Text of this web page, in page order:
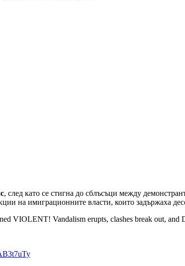
, след като се стигна до сблъсъци между
на имиграционните власти, които задържаха
VIOLENT! Vandalism erupts, clashes break out, and